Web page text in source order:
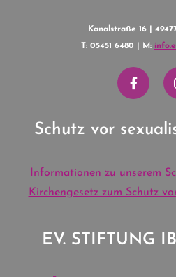
Kanalstraße 16 |
T: 05451 6480 | M:
Schutz vor
Informationen zu unserem
Kirchengesetz zum Schutz
EV. STIFTUNG